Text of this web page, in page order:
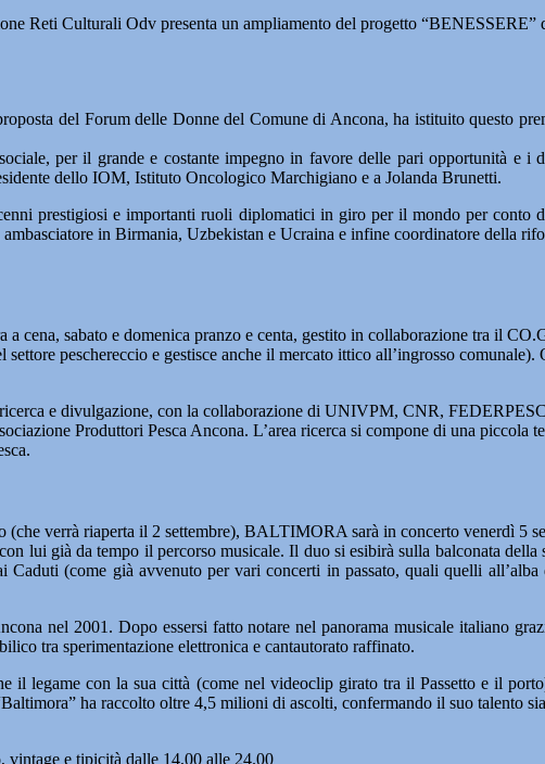
Reti Culturali Odv presenta un ampliamento del progetto “BENESSERE”
del Forum delle Donne del Comune di Ancona, ha istituito questo
per il grande e costante impegno in favore delle pari opportunità e i
dello IOM, Istituto Oncologico Marchigiano e a Jolanda Brunetti.
prestigiosi e importanti ruoli diplomatici in giro per il mondo per
in Birmania, Uzbekistan e Ucraina e infine coordinatore della
a cena, sabato e domenica pranzo e centa, gestito in collaborazione tra il
peschereccio e gestisce anche il mercato ittico all’ingrosso
ricerca e divulgazione, con la collaborazione di UNIVPM, CNR,
Produttori Pesca Ancona. L’area ricerca si compone di una piccola
(che verrà riaperta il 2 settembre), BALTIMORA sarà in concerto venerdì 5
lui già da tempo il percorso musicale. Il duo si esibirà sulla balconata
(come già avvenuto per vari concerti in passato, quali quelli
nel 2001. Dopo essersi fatto notare nel panorama musicale italiano
tra sperimentazione elettronica e cantautorato raffinato.
il legame con la sua città (come nel videoclip girato tra il Passetto e il
ha raccolto oltre 4,5 milioni di ascolti, confermando il suo talento
vintage e tipicità dalle 14,00 alle 24.00